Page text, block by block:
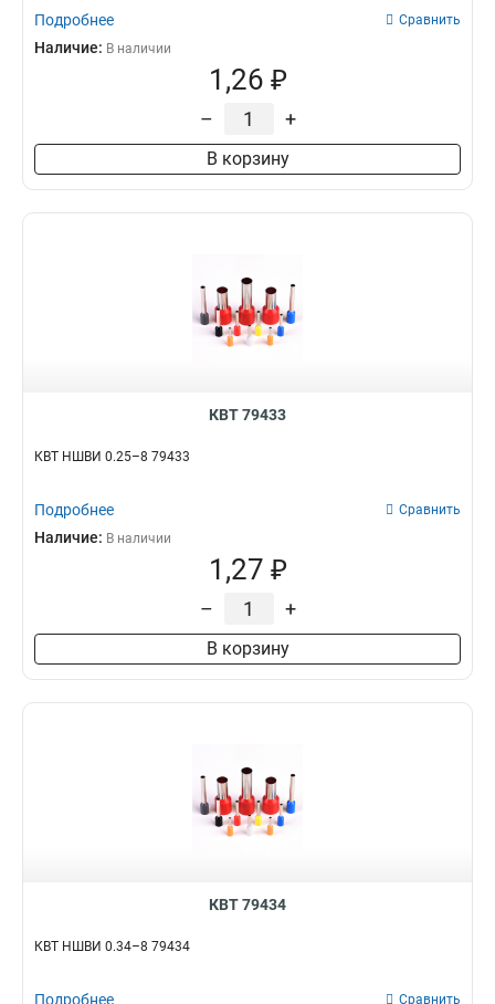
Подробнее Сравнить
Наличие: В наличии
1,26 ₽
– +
В корзину
КВТ 79433
КВТ НШВИ 0.25–8 79433
Подробнее Сравнить
Наличие: В наличии
1,27 ₽
– +
В корзину
КВТ 79434
КВТ НШВИ 0.34–8 79434
Подробнее Сравнить